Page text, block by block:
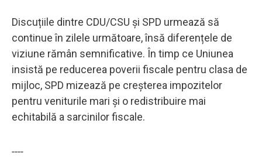
Discuțiile dintre CDU/CSU și SPD urmează să
continue în zilele următoare, însă diferențele de
viziune rămân semnificative. În timp ce Uniunea
insistă pe reducerea poverii fiscale pentru clasa de
mijloc, SPD mizează pe creșterea impozitelor
pentru veniturile mari și o redistribuire mai
echitabilă a sarcinilor fiscale.
----